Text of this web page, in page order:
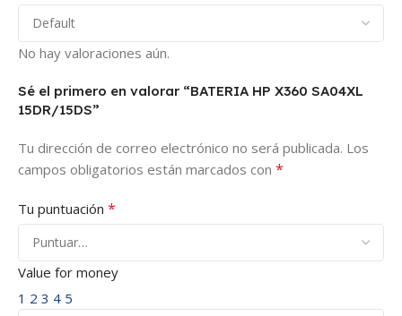
No hay valoraciones aún.
Sé el primero en valorar “BATERIA HP X360 SA04XL
15DR/15DS”
Tu dirección de correo electrónico no será publicada. Los
campos obligatorios están marcados con *
Tu puntuación *
Value for money
1 2 3 4 5